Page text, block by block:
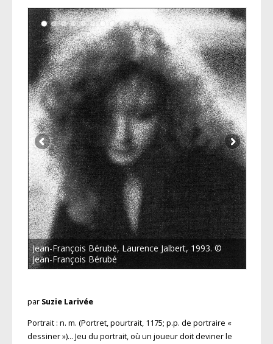
Jean-François Bérubé, Laurence Jalbert, 1993. ©
Jean-François Bérubé
par Suzie Larivée
Portrait : n. m. (Portret, pourtrait, 1175; p.p. de portraire «
dessiner »)… Jeu du portrait, où un joueur doit deviner le